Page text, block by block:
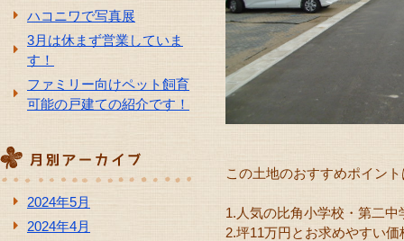
ハコニワで写真展
3月は休まず営業していま
す！
ファミリー向けペット飼育
可能の戸建ての紹介です！
2024年5月
2024年4月
この土地のおすすめポイン
1.人気の比角小学校・第二中
2.坪11万円とお求めやすい価